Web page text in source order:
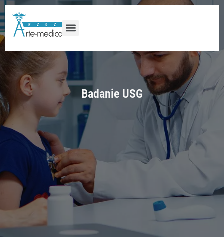
Badanie USG